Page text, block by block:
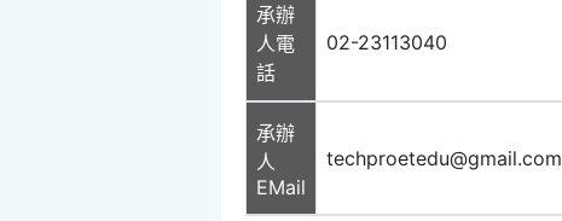
承辦
人電
話
02-23113040
承辦
人
EMail
techproetedu@gmail.com